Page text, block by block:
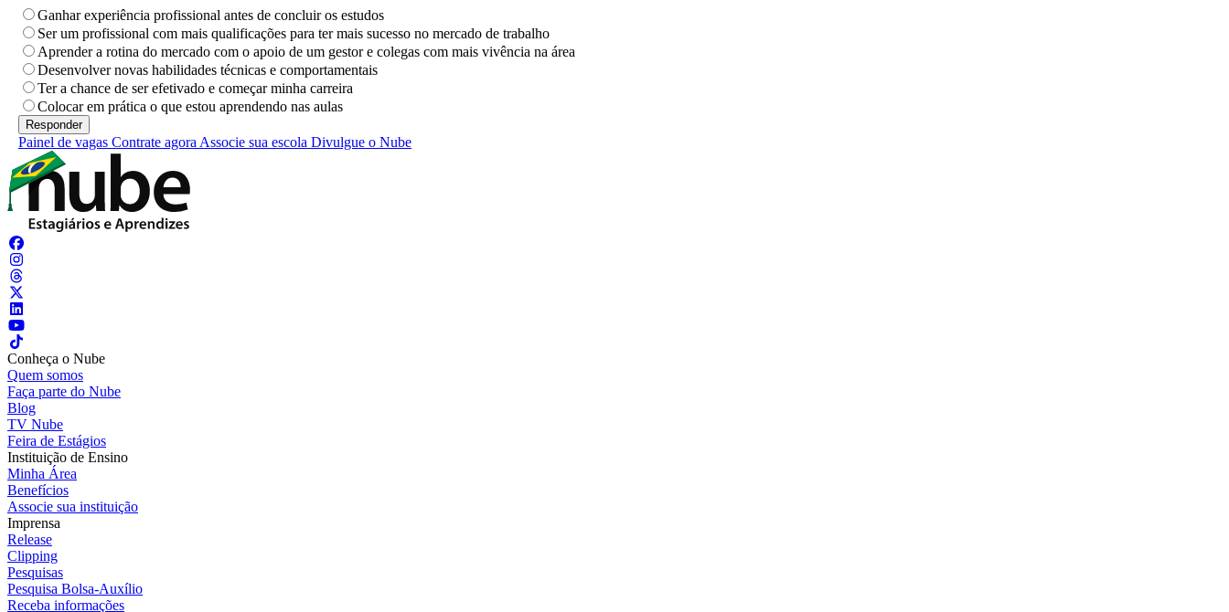
Ganhar experiência profissional antes de concluir os estudos
Ser um profissional com mais qualificações para ter mais sucesso no mercado de trabalho
Aprender a rotina do mercado com o apoio de um gestor e colegas com mais vivência na área
Desenvolver novas habilidades técnicas e comportamentais
Ter a chance de ser efetivado e começar minha carreira
Colocar em prática o que estou aprendendo nas aulas
Painel de vagas Contrate agora Associe sua escola Divulgue o Nube
Conheça o Nube
Quem somos
Faça parte do Nube
Blog
TV Nube
Feira de Estágios
Instituição de Ensino
Minha Área
Benefícios
Associe sua instituição
Imprensa
Release
Clipping
Pesquisas
Pesquisa Bolsa-Auxílio
Receba informações